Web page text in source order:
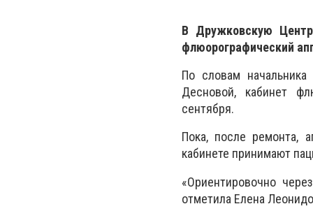
В Дружковскую
флюорографический
По словам
Десновой, кабинет
сентября.
Пока, после ремонта,
кабинете принимают
«Ориентировочно
отметила Елена